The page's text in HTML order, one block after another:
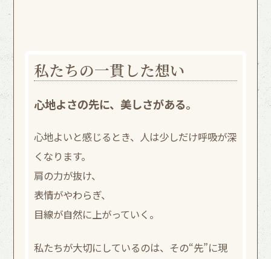
私たちの一貫した想い
心地よさの先に、美しさがある。
心地よいと感じるとき、人は少しだけ呼吸が深
くなります。
肩の力が抜け、
表情がやわらぎ、
目線が自然に上がっていく。
私たちが大切にしているのは、その“先”に現